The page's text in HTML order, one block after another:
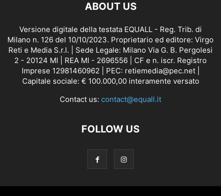
ABOUT US
Versione digitale della testata EQUALL - Reg. Trib. di
Milano n. 126 del 10/10/2023. Proprietario ed editore: Virgo
Reti e Media S.r.l. | Sede Legale: Milano Via G. B. Pergolesi
2 - 20124 MI | REA MI - 2696556 | CF e n. iscr. Registro
Imprese 12981460962 | PEC: retiemedia@pec.net |
Capitale sociale: € 100.000,00 interamente versato
Contact us: contact@equall.it
FOLLOW US